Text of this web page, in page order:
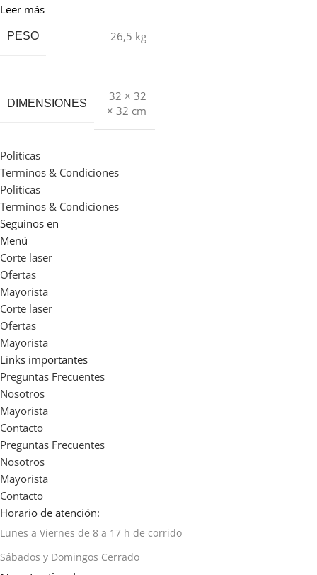
Leer más
PESO 26,5 kg
DIMENSIONES
32 × 32
× 32 cm
Politicas
Terminos & Condiciones
Politicas
Terminos & Condiciones
Seguinos en
Menú
Corte laser
Ofertas
Mayorista
Corte laser
Ofertas
Mayorista
Links importantes
Preguntas Frecuentes
Nosotros
Mayorista
Contacto
Preguntas Frecuentes
Nosotros
Mayorista
Contacto
Horario de atención:
Lunes a Viernes de 8 a 17 h de corrido
Sábados y Domingos Cerrado